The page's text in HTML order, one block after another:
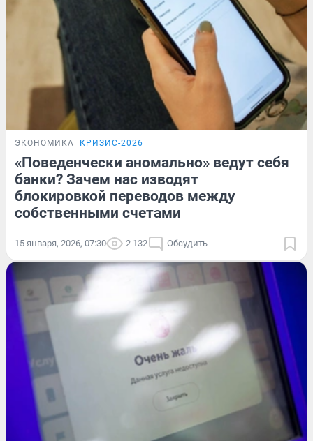
ЭКОНОМИКА КРИЗИС-2026
«Поведенчески аномально» ведут себя
банки? Зачем нас изводят
блокировкой переводов между
собственными счетами
15 января, 2026, 07:30 2 132 Обсудить